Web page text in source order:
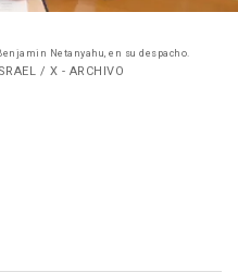
Netanyahu, en su despacho.
/ X - ARCHIVO